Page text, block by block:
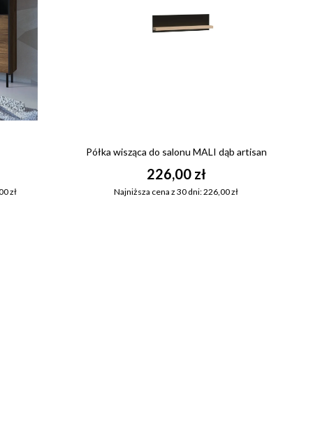
zł
Półka wisząca do salonu MALI dąb artisan
226,00 zł
Najniższa cena z 30 dni: 226,00 zł